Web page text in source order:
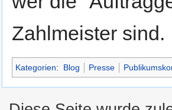
Zahlmeister sind.
Kategorien: Blog Presse